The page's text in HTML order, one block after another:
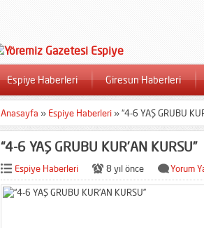
Espiye Haberleri Giresun Haberleri
Anasayfa » Espiye Haberleri »“4-6 YAŞ GRUBU
“4-6 YAŞ GRUBU KUR’AN KURSU”
Espiye Haberleri 8 yıl önce Yorum